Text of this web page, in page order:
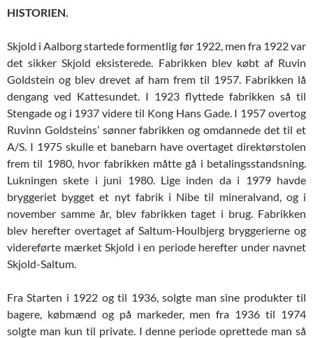
HISTORIEN.
Skjold i Aalborg startede formentlig før 1922, men fra 1922 var
det sikker Skjold eksisterede. Fabrikken blev købt af Ruvin
Goldstein og blev drevet af ham frem til 1957. Fabrikken lå
dengang ved Kattesundet. I 1923 flyttede fabrikken så til
Stengade og i 1937 videre til Kong Hans Gade. I 1957 overtog
Ruvinn Goldsteins’ sønner fabrikken og omdannede det til et
A/S. I 1975 skulle et banebarn have overtaget direktørstolen
frem til 1980, hvor fabrikken måtte gå i betalingsstandsning.
Lukningen skete i juni 1980. Lige inden da i 1979 havde
bryggeriet bygget et nyt fabrik i Nibe til mineralvand, og i
november samme år, blev fabrikken taget i brug. Fabrikken
blev herefter overtaget af Saltum-Houlbjerg bryggerierne og
videreførte mærket Skjold i en periode herefter under navnet
Skjold-Saltum.
Fra Starten i 1922 og til 1936, solgte man sine produkter til
bagere, købmænd og på markeder, men fra 1936 til 1974
solgte man kun til private. I denne periode oprettede man så